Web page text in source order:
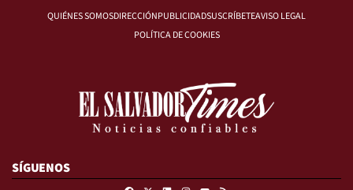
QUIÉNES SOMOSDIRECCIÓNPUBLICIDADSUSCRÍBETEAVISO LEGAL
POLÍTICA DE COOKIES
SÍGUENOS